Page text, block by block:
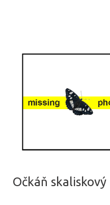
Očkáň skaliskový